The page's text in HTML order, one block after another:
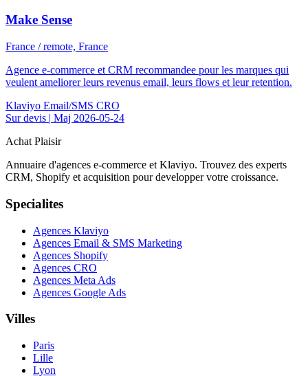
Make Sense
France / remote, France
Agence e-commerce et CRM recommandee pour les marques qui
veulent ameliorer leurs revenus email, leurs flows et leur retention.
Klaviyo Email/SMS CRO
Sur devis | Maj 2026-05-24
Achat Plaisir
Annuaire d'agences e-commerce et Klaviyo. Trouvez des experts
CRM, Shopify et acquisition pour developper votre croissance.
Specialites
Agences Klaviyo
Agences Email & SMS Marketing
Agences Shopify
Agences CRO
Agences Meta Ads
Agences Google Ads
Villes
Paris
Lille
Lyon